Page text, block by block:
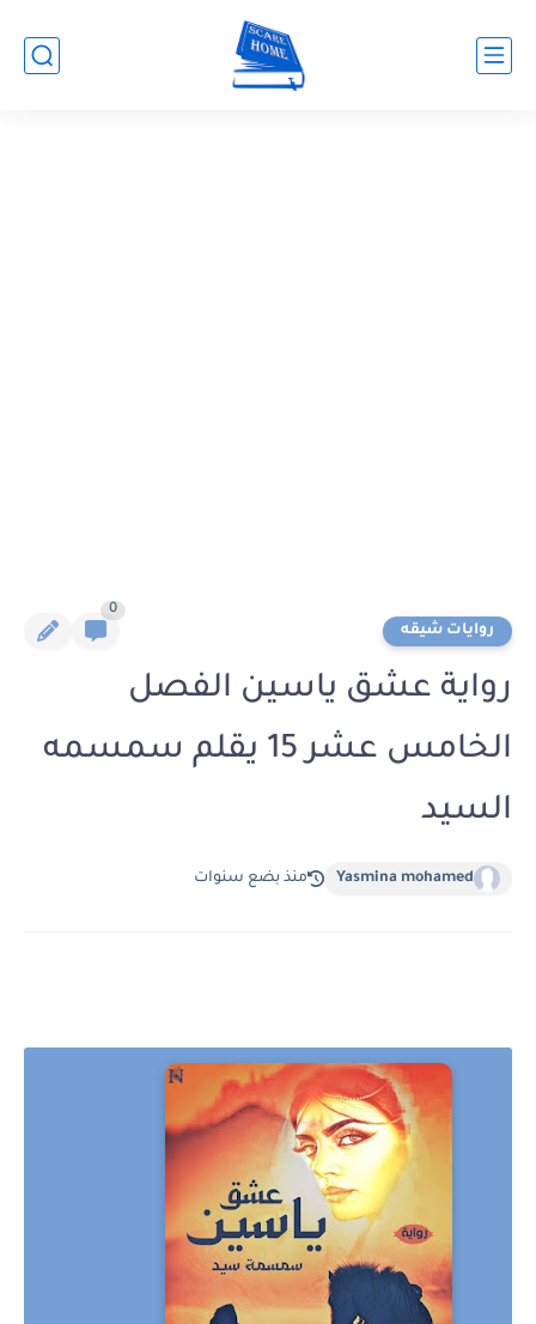
روايات شيقه
0
رواية عشق ياسين الفصل
الخامس عشر 15 يقلم سمسمه
السيد
Yasmina mohamed منذ بضع سنوات